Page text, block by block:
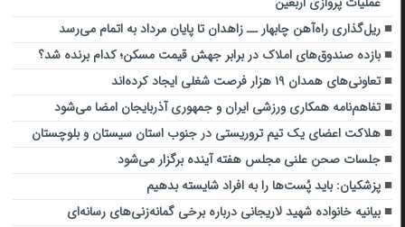
ریل‌گذاری راه‌آهن چابهار ــ زاهدان تا پایان مرداد به اتمام می‌رسد
بازده صندوق‌های املاک در برابر جهش قیمت مسکن؛ کدام برنده شد؟
تعاونی‌های همدان ۱۹ هزار فرصت شغلی ایجاد کرده‌اند
تفاهم‌نامه همکاری ورزشی ایران و جمهوری آذربایجان امضا می‌شود
هلاکت اعضای یک تیم تروریستی در جنوب استان سیستان و بلوچستان
جلسات صحن علنی مجلس هفته آینده برگزار می‌شود
پزشکیان: باید پُست‌ها را به افراد شایسته بدهیم
بیانیه خانواده شهید لاریجانی درباره برخی گمانه‌زنی‌های رسانه‌ای